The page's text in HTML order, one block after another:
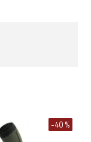
-40 %